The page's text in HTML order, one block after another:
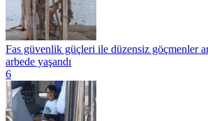
Fas güvenlik güçleri ile düzensiz göçmenler
arbede yaşandı
6